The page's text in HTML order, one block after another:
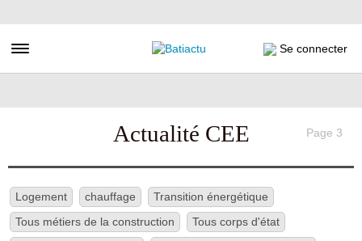
au
principal
Toggle navigation Se connecter
Page 3
Actualité CEE
Logement chauffage
Transition énergétique
Tous métiers de la construction
Tous corps d'état